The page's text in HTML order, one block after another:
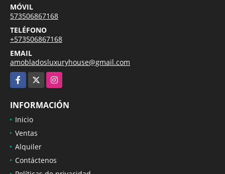
MÓVIL
573506867168
TELÉFONO
+573506867168
EMAIL
amobladosluxuryhouse@gmail.com
Facebook
Instagram
INFORMACIÓN
Inicio
Ventas
Alquiler
Contáctenos